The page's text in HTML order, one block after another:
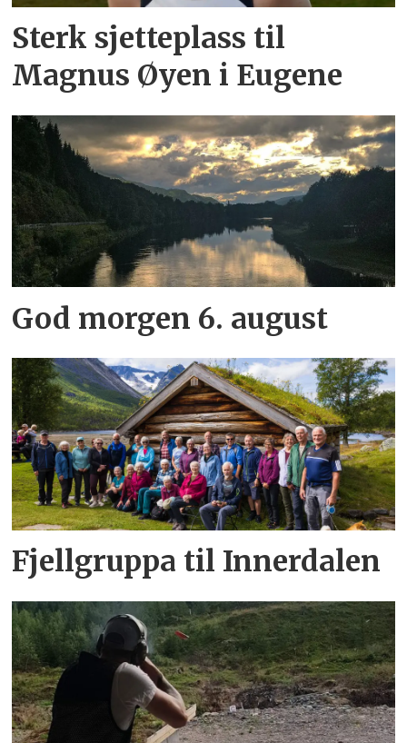
Sterk sjetteplass til
Magnus Øyen i Eugene
God morgen 6. august
Fjellgruppa til Innerdalen